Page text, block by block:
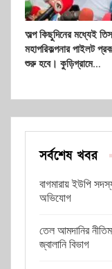
অল্প কিছুদিনের মধ্যেই
মহাপরিকল্পনার পাইলট
শুরু হবে। কুড়িগ্রামে…
সর্বশেষ খবর
বাগমারায় ইউপি
অভিযোগ
তেল আমদানির
জ্বালানি বিভাগ